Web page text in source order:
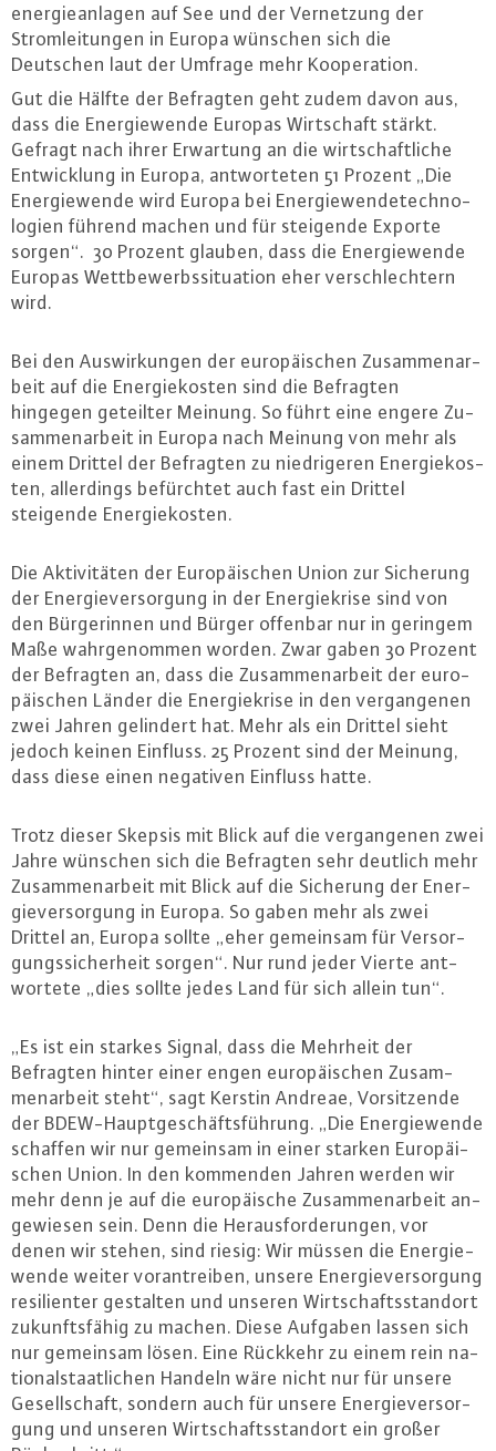
ener­gie­an­la­gen auf See und der Ver­net­zung der
Strom­lei­tun­gen in Europa wünschen sich die
Deutschen laut der Umfrage mehr Ko­ope­ra­ti­on.
Gut die Hälfte der Befragten geht zudem davon aus,
dass die En­er­gie­wen­de Europas Wirt­schaft stärkt.
Gefragt nach ihrer Erwartung an die wirt­schaft­li­che
Ent­wick­lung in Europa, ant­wor­te­ten 51 Prozent „Die
En­er­gie­wen­de wird Europa bei En­er­gie­wen­de­tech­no­
lo­gi­en führend machen und für steigende Exporte
sorgen“. 30 Prozent glauben, dass die En­er­gie­wen­de
Europas Wett­be­werbs­si­tua­ti­on eher ver­schlech­tern
wird.
Bei den Aus­wir­kun­gen der eu­ro­päi­schen Zu­sam­men­ar­
beit auf die En­er­gie­kos­ten sind die Befragten
hingegen geteilter Meinung. So führt eine engere Zu­
sam­men­ar­beit in Europa nach Meinung von mehr als
einem Drittel der Befragten zu nied­ri­ge­ren En­er­gie­kos­
ten, al­ler­dings be­fürch­tet auch fast ein Drittel
steigende En­er­gie­kos­ten.
Die Ak­ti­vi­tä­ten der Eu­ro­päi­schen Union zur Sicherung
der En­er­gie­ver­sor­gung in der En­er­gie­kri­se sind von
den Bür­ge­rin­nen und Bürger offenbar nur in geringem
Maße wahr­ge­nom­men worden. Zwar gaben 30 Prozent
der Befragten an, dass die Zu­sam­men­ar­beit der eu­ro­
päi­schen Länder die En­er­gie­kri­se in den ver­gan­ge­nen
zwei Jahren gelindert hat. Mehr als ein Drittel sieht
jedoch keinen Einfluss. 25 Prozent sind der Meinung,
dass diese einen negativen Einfluss hatte.
Trotz dieser Skepsis mit Blick auf die ver­gan­ge­nen zwei
Jahre wünschen sich die Befragten sehr deutlich mehr
Zu­sam­men­ar­beit mit Blick auf die Sicherung der En­er­
gie­ver­sor­gung in Europa. So gaben mehr als zwei
Drittel an, Europa sollte „eher gemeinsam für Ver­sor­
gungs­si­cher­heit sorgen“. Nur rund jeder Vierte ant­
wor­te­te „dies sollte jedes Land für sich allein tun“.
„Es ist ein starkes Signal, dass die Mehrheit der
Befragten hinter einer engen eu­ro­päi­schen Zu­sam­
men­ar­beit steht“, sagt Kerstin Andreae, Vor­sit­zen­de
der BDEW-Haupt­ge­schäfts­füh­rung. „Die En­er­gie­wen­de
schaffen wir nur gemeinsam in einer starken Eu­ro­päi­
schen Union. In den kommenden Jahren werden wir
mehr denn je auf die eu­ro­päi­sche Zu­sam­men­ar­beit an­
ge­wie­sen sein. Denn die Her­aus­for­de­run­gen, vor
denen wir stehen, sind riesig: Wir müssen die En­er­gie­
wen­de weiter vor­an­trei­ben, unsere En­er­gie­ver­sor­gung
resi­li­en­ter gestalten und unseren Wirt­schafts­stand­ort
zu­kunfts­fä­hig zu machen. Diese Aufgaben lassen sich
nur gemeinsam lösen. Eine Rückkehr zu einem rein na­
tio­nal­staat­li­chen Handeln wäre nicht nur für unsere
Ge­sell­schaft, sondern auch für unsere En­er­gie­ver­sor­
gung und unseren Wirt­schafts­stand­ort ein großer